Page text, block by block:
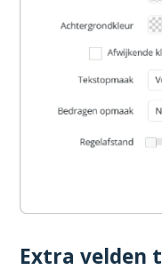
Extra velden